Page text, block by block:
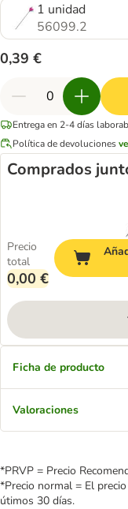
1 unidad
56099.2
0,39 €
Entrega en 2-4 días
Política de devoluciones
Comprados
Precio
total
0,00 €
Ficha de producto
Valoraciones
*PRVP = Precio
*Precio normal = El
útimos 30 días.